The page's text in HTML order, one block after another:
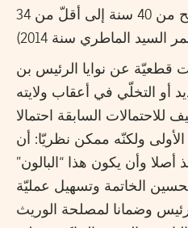
تخفيض السنّ الأدنى للترشّح من 40 سنة إلى أقلّ من 34
عن نوايا الرئيس بن
التخلّي في أعقاب ولايته
للاحتمالات السابقة احتمالا
الأولى ولكنّه ممكن نظريّا: أن
أصلا وأن يكون هذا “البالون”
الخاتمة وتسهيل عمليّة
وضمانا لمصلحة الوريث